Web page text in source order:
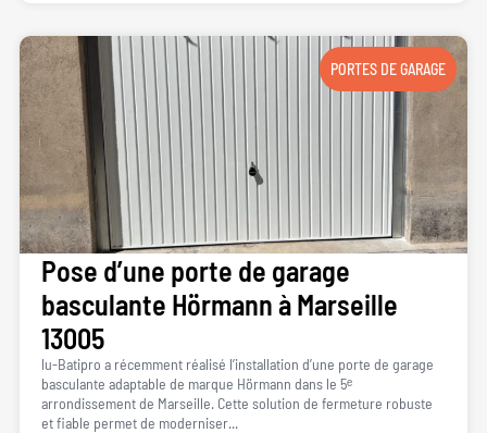
PORTES DE GARAGE
Pose d’une porte de garage
basculante Hörmann à Marseille
13005
lu-Batipro a récemment réalisé l’installation d’une porte de garage
basculante adaptable de marque Hörmann dans le 5ᵉ
arrondissement de Marseille. Cette solution de fermeture robuste
et fiable permet de moderniser...